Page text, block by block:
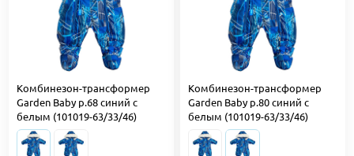
Комбинезон-трансформер
Garden Baby р.68 синий с
белым (101019-63/33/46)
Комбинезон-трансформер
Garden Baby р.80 синий с
белым (101019-63/33/46)